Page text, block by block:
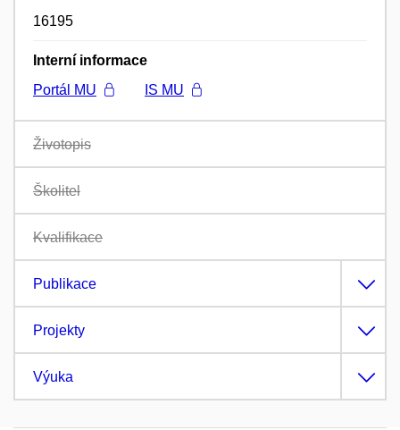
16195
Interní informace
Portál MU
IS MU
Životopis
Školitel
Kvalifikace
Publikace
Projekty
Výuka